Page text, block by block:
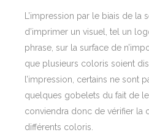
L’impression par le biais de la
d’imprimer un visuel, tel un
phrase, sur la surface de
que plusieurs coloris soient
l’impression, certains ne sont
quelques gobelets du fait de
conviendra donc de vérifier la
différents coloris.